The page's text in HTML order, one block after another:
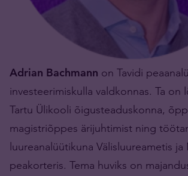
Adrian Bachmann on Tavidi
investeerimiskulla valdkonnas. Ta on
Tartu Ülikooli õigusteaduskonna,
magistriõppes ärijuhtimist ning
luureanalüütikuna Välisluureametis ja
peakorteris. Tema huviks on